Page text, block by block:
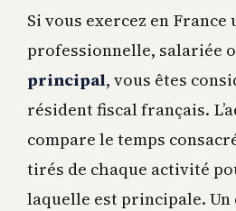
Si vous exercez en France
professionnelle, salariée
principal, vous êtes
résident fiscal français.
compare le temps
tirés de chaque activité
laquelle est principale.